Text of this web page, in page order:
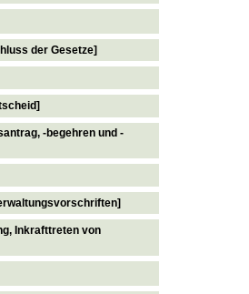
der Gesetze]
-begehren und -
Inkrafttreten von